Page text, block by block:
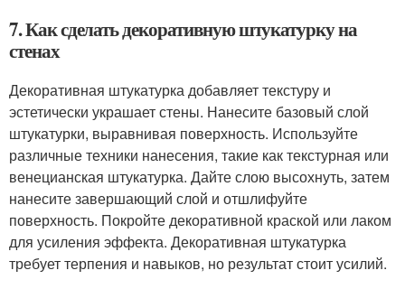
7. Как сделать декоративную штукатурку на
стенах
Декоративная штукатурка добавляет текстуру и
эстетически украшает стены. Нанесите базовый слой
штукатурки, выравнивая поверхность. Используйте
различные техники нанесения, такие как текстурная или
венецианская штукатурка. Дайте слою высохнуть, затем
нанесите завершающий слой и отшлифуйте
поверхность. Покройте декоративной краской или лаком
для усиления эффекта. Декоративная штукатурка
требует терпения и навыков, но результат стоит усилий.